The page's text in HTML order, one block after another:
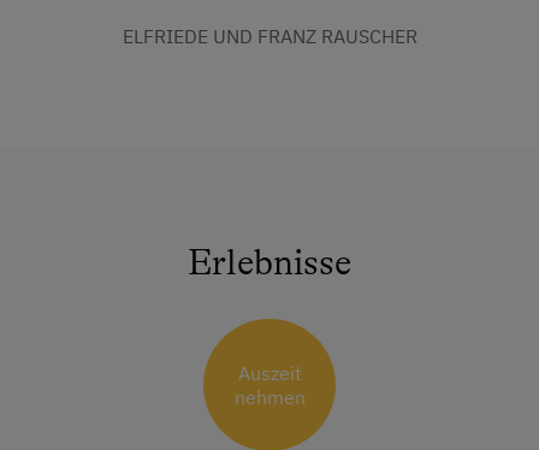
ELFRIEDE UND FRANZ RAUSCHER
Erlebnisse
Auszeit
nehmen